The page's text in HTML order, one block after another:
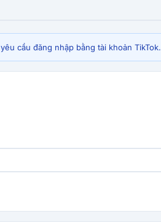
yêu cầu đăng nhập bằng tài khoản TikTok.